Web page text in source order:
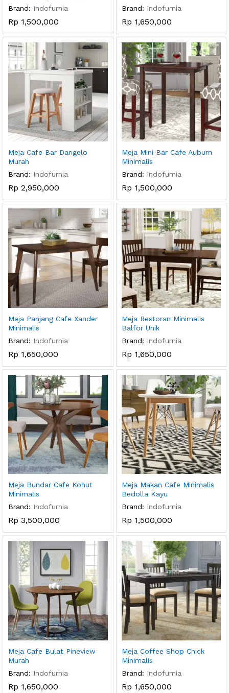
Brand: Indofurnia
Rp 1,500,000
Brand: Indofurnia
Rp 1,650,000
Meja Cafe Bar Dangelo
Murah
Brand: Indofurnia
Rp 2,950,000
Meja Mini Bar Cafe Auburn
Minimalis
Brand: Indofurnia
Rp 1,500,000
Meja Panjang Cafe Xander
Minimalis
Brand: Indofurnia
Rp 1,650,000
Meja Restoran Minimalis
Balfor Unik
Brand: Indofurnia
Rp 1,650,000
Meja Bundar Cafe Kohut
Minimalis
Brand: Indofurnia
Rp 3,500,000
Meja Makan Cafe Minimalis
Bedolla Kayu
Brand: Indofurnia
Rp 1,500,000
Meja Cafe Bulat Pineview
Murah
Brand: Indofurnia
Rp 1,650,000
Meja Coffee Shop Chick
Minimalis
Brand: Indofurnia
Rp 1,650,000